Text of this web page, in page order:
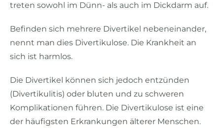
treten sowohl im Dünn- als auch im Dickdarm auf.
Befinden sich mehrere Divertikel nebeneinander,
nennt man dies Divertikulose. Die Krankheit an
sich ist harmlos.
Die Divertikel können sich jedoch entzünden
(Divertikulitis) oder bluten und zu schweren
Komplikationen führen. Die Divertikulose ist eine
der häufigsten Erkrankungen älterer Menschen.